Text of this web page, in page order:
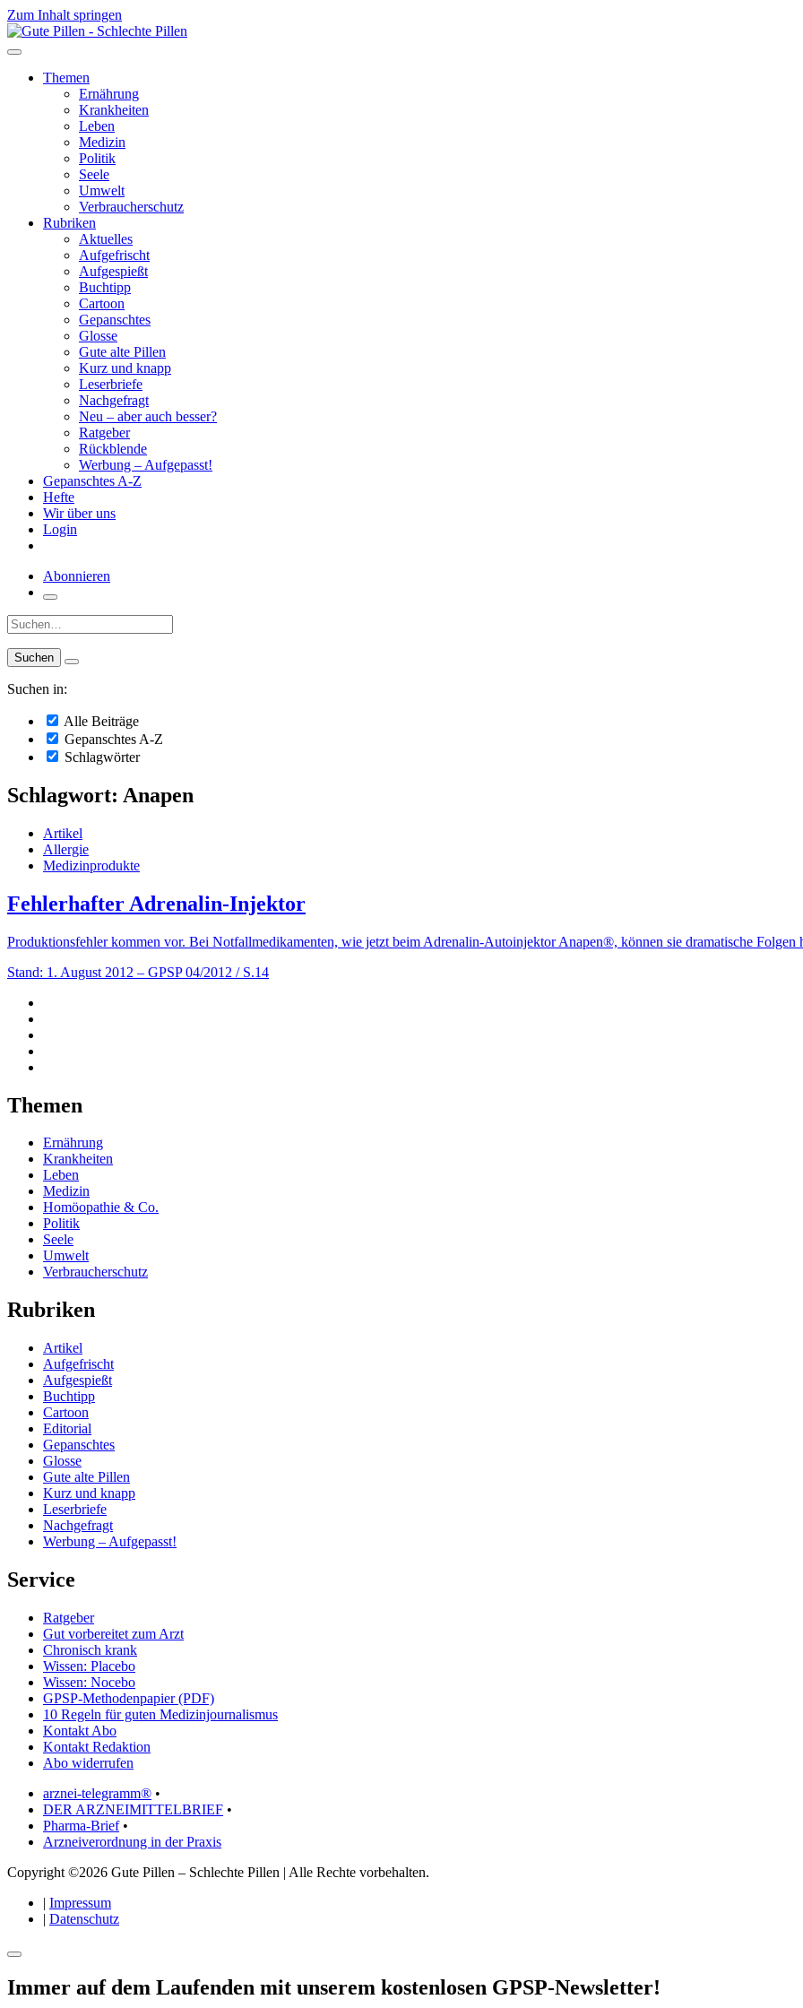
Zum Inhalt springen
Themen
Ernährung
Krankheiten
Leben
Medizin
Politik
Seele
Umwelt
Verbraucherschutz
Rubriken
Aktuelles
Aufgefrischt
Aufgespießt
Buchtipp
Cartoon
Gepanschtes
Glosse
Gute alte Pillen
Kurz und knapp
Leserbriefe
Nachgefragt
Neu – aber auch besser?
Ratgeber
Rückblende
Werbung – Aufgepasst!
Gepanschtes A-Z
Hefte
Wir über uns
Login
Abonnieren
Suche:
Suchen in:
Alle Beiträge
Gepanschtes A-Z
Schlagwörter
Schlagwort: Anapen
Artikel
Allergie
Medizinprodukte
Fehlerhafter Adrenalin-Injektor
Produktionsfehler kommen vor. Bei Notfallmedikamenten, wie jetzt beim Adrenalin-Autoinjektor Anapen®, können sie dramatische Folgen
Stand: 1. August 2012 – GPSP 04/2012 / S.14
Themen
Ernährung
Krankheiten
Leben
Medizin
Homöopathie & Co.
Politik
Seele
Umwelt
Verbraucherschutz
Rubriken
Artikel
Aufgefrischt
Aufgespießt
Buchtipp
Cartoon
Editorial
Gepanschtes
Glosse
Gute alte Pillen
Kurz und knapp
Leserbriefe
Nachgefragt
Werbung – Aufgepasst!
Service
Ratgeber
Gut vorbereitet zum Arzt
Chronisch krank
Wissen: Placebo
Wissen: Nocebo
GPSP-Methodenpapier (PDF)
10 Regeln für guten Medizinjournalismus
Kontakt Abo
Kontakt Redaktion
Abo widerrufen
arznei-telegramm® •
DER ARZNEIMITTELBRIEF •
Pharma-Brief•
Arzneiverordnung in der Praxis
Copyright ©2026 Gute Pillen – Schlechte Pillen | Alle Rechte vorbehalten.
| Impressum
| Datenschutz
Immer auf dem Laufenden mit unserem kostenlosen GPSP-Newsletter!